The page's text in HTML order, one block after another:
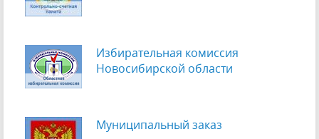
Избирательная комиссия
Новосибирской области
Муниципальный заказ